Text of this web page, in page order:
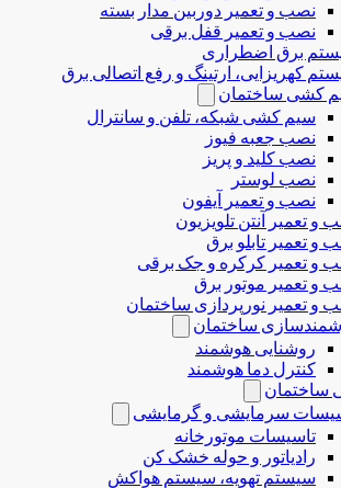
نصب و تعمیر دوربین مدار بسته
نصب و تعمیر قفل برقی
برق اضطراری
کهریزایی، ارتینگ و رفع اتصالی برق
کشی ساختمان
سیم کشی شبکه، تلفن و سانترال
نصب جعبه فیوز
نصب کلید و پریز
نصب لوستر
نصب و تعمیر آیفون
و تعمیر آنتن تلویزیون
و تعمیر تابلو برق
و تعمیر کرکره و جک برقی
و تعمیر موتور برق
و تعمیر نورپردازی ساختمان
ساختمان
روشنایی هوشمند
کنترل دما هوشمند
ساختمان
سرمایشی و گرمایشی
تاسیسات موتورخانه
رادیاتور و حوله خشک کن
سیستم تهویه، سیستم هواکش